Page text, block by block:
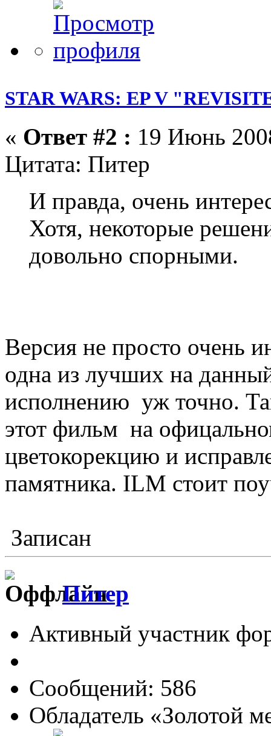
STAR WARS: EP V
« Ответ #2 : 19 Июнь
Цитата: Питер
И правда, очень
Хотя, некоторые
довольно спорными.
Версия не просто очень
одна из лучших на
исполнению уж точно.
этот фильм на
цветокорекцию и
памятника. ILM стоит
Записан
Питер
Активный участник
Сообщений: 586
Обладатель «Золотой